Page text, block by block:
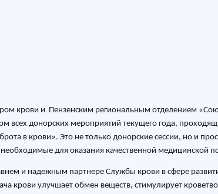
крови и Пензенским региональным отделением
донорских мероприятий текущего года,
в крови». Это не только донорские сессии, но и
для оказания качественной медицинской
и надежным партнере Службы крови в сфере
крови улучшает обмен веществ, стимулирует